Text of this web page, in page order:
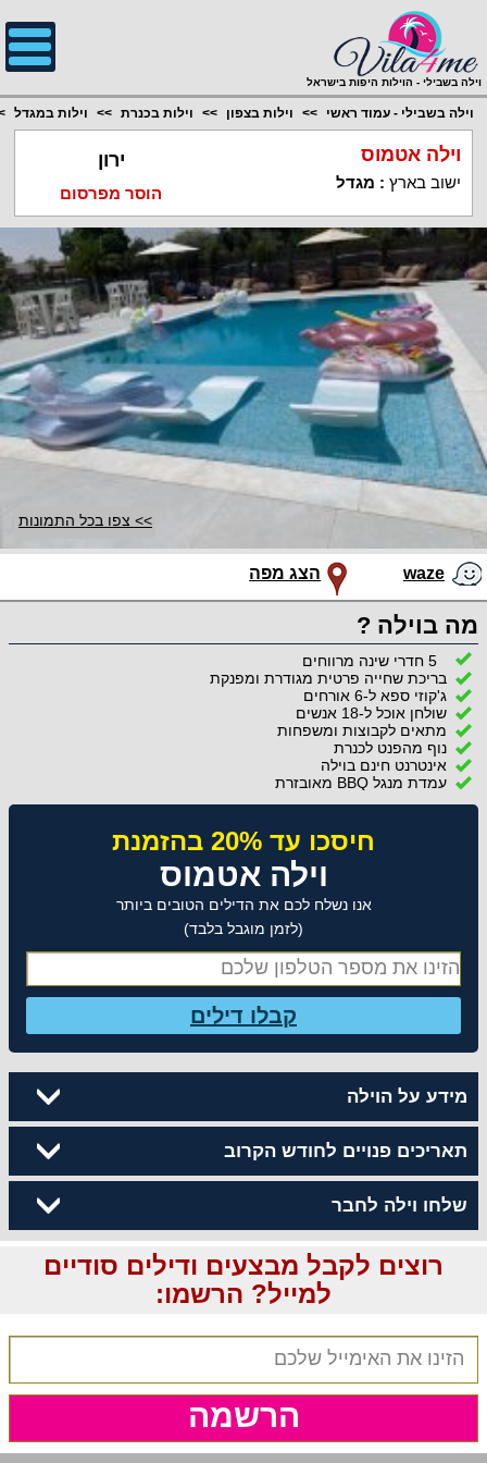
וילה בשבילי - הוילות היפות בישראל
וילה בשבילי - עמוד ראשי וילות בצפון וילות בכנרת וילות במגדל
וילה אטמוס
ישוב בארץ : מגדל
ירון
הוסר מפרסום
>> צפו בכל התמונות
waze הצג מפה
מה בוילה ?
5 חדרי שינה מרווחים
בריכת שחייה פרטית מגודרת ומפנקת
ג'קוזי ספא ל-6 אורחים
שולחן אוכל ל-18 אנשים
מתאים לקבוצות ומשפחות
נוף מהפנט לכנרת
אינטרנט חינם בוילה
עמדת מנגל BBQ מאובזרת
חיסכו עד 20% בהזמנת
וילה אטמוס
אנו נשלח לכם את הדילים הטובים ביותר
(לזמן מוגבל בלבד)
קבלו דילים
מידע על הוילה
תאריכים פנויים לחודש הקרוב
שלחו וילה לחבר
רוצים לקבל מבצעים ודילים סודיים
למייל? הרשמו:
הרשמה